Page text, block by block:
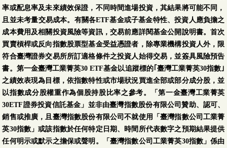
率或配息率及未來績效保證，不同時間進場投資，其結果將可能不同，
且並未考量交易成本。有關各ETF基金或子基金特性、投資人應負擔之
成本費用及相關投資風險等資訊，交易前應詳閱基金公開說明書。首次
買賣槓桿或反向指數股票型基金受益憑證者，除專業機構投資人外，限
符合臺灣證券交易所所訂適格條件之投資人始得交易，並簽具風險預告
書。第一金臺灣工業菁英30 ETF基金以追蹤標的｢臺灣工業菁英30指數｣
之績效表現為目標，依指數特性或市場狀況買進全部或部分成分股，並
以指數成分股權重作為個股持股比率之參考。「第一金臺灣工業菁英
30ETF證券投資信託基金」並非由臺灣指數股份有限公司贊助、認可、
銷售或推廣，且臺灣指數股份有限公司不就使用「臺灣指數公司工業菁
英30指數」或該指數於任何特定日期、時間所代表數字之預期結果提供
任何明示或默示之擔保或聲明。「臺灣指數公司工業菁英30指數」係由